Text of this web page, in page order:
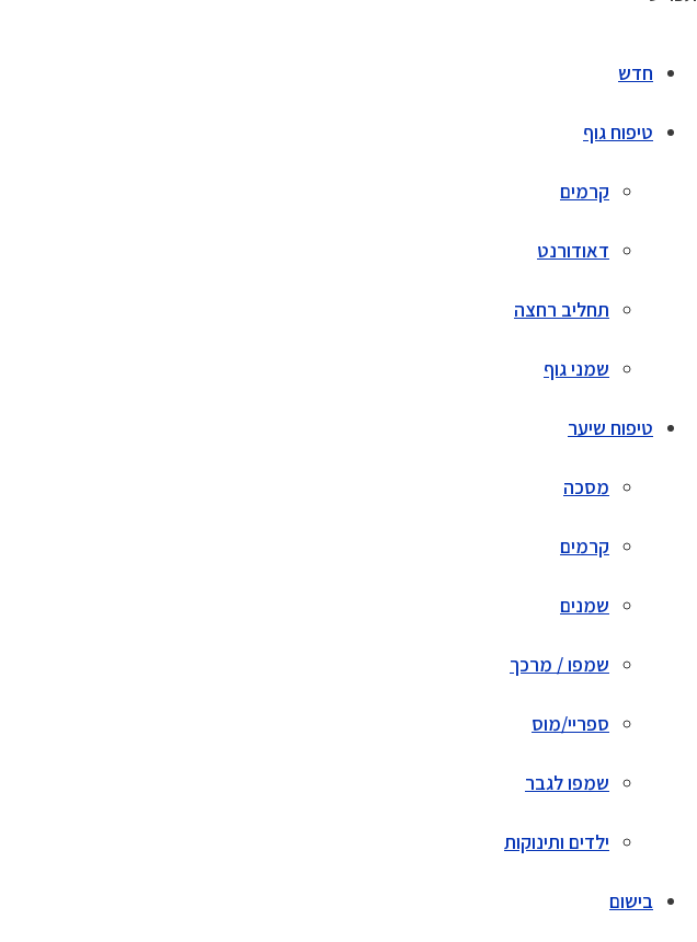
חדש
טיפוח גוף
קרמים
דאודורנט
תחליב רחצה
שמני גוף
טיפוח שיער
מסכה
קרמים
שמנים
שמפו / מרכך
ספריי/מוס
שמפו לגבר
ילדים ותינוקות
בישום